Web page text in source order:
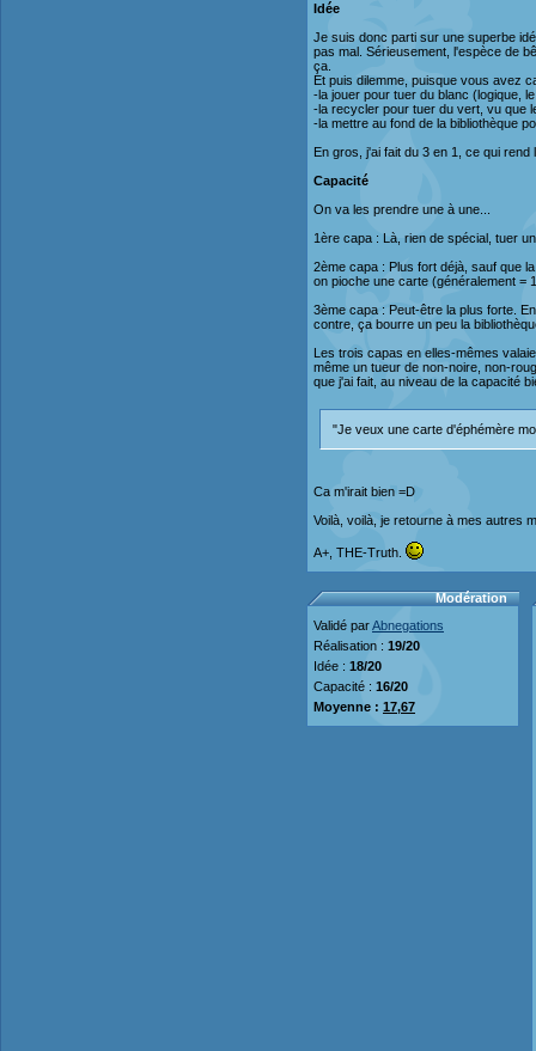
Idée
Je suis donc parti sur une superbe
pas mal. Sérieusement, l'espèce de
ça.
Et puis dilemme, puisque vous avez
-la jouer pour tuer du blanc (logique,
-la recycler pour tuer du vert, vu que
-la mettre au fond de la bibliothèque
En gros, j'ai fait du 3 en 1, ce qui
Capacité
On va les prendre une à une...
1ère capa : Là, rien de spécial, tuer
2ème capa : Plus fort déjà, sauf que
on pioche une carte (généralement
3ème capa : Peut-être la plus forte.
contre, ça bourre un peu la
Les trois capas en elles-mêmes
même un tueur de non-noire, non-
que j'ai fait, au niveau de la capacité
"Je veux une carte d'éphémère
Ca m'irait bien =D
Voilà, voilà, je retourne à mes autres
A+, THE-Truth.
Modération
Validé parAbnegations
Réalisation : 19/20
Idée : 18/20
Capacité : 16/20
Moyenne : 17,67